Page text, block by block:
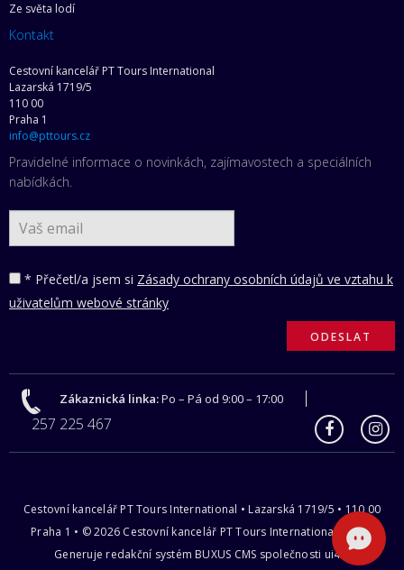
Ze světa lodí
Kontakt
Cestovní kancelář PT Tours International
Lazarská 1719/5
110 00
Praha 1
info@pttours.cz
Pravidelné informace o novinkách, zajímavostech a speciálních
nabídkách.
* Přečetl/a jsem si Zásady ochrany osobních údajů ve vztahu k
uživatelům webové stránky
Zákaznická linka:Po – Pá od 9:00 – 17:00
257 225 467
Cestovní kancelář PT Tours International • Lazarská 1719/5 • 110 00
Praha 1 • © 2026 Cestovní kancelář PT Tours International s.r.o |
Generuje redakční systém BUXUS CMS společnosti ui42 .